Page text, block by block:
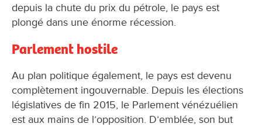
depuis la chute du prix du pétrole, le pays est
plongé dans une énorme récession.
Parlement hostile
Au plan politique également, le pays est devenu
complètement ingouvernable. Depuis les élections
législatives de fin 2015, le Parlement vénézuélien
est aux mains de l’opposition. D’emblée, son but